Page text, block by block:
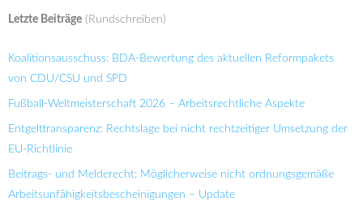
Letzte Beiträge (Rundschreiben)
Koalitionsausschuss: BDA-Bewertung des aktuellen Reformpakets
von CDU/CSU und SPD
Fußball-Weltmeisterschaft 2026 – Arbeitsrechtliche Aspekte
Entgelttransparenz: Rechtslage bei nicht rechtzeitiger Umsetzung der
EU-Richtlinie
Beitrags- und Melderecht: Möglicherweise nicht ordnungsgemäße
Arbeitsunfähigkeitsbescheinigungen – Update